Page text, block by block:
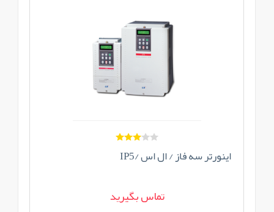
اینورتر سه فاز / ال اس /IP5
تماس بگیرید